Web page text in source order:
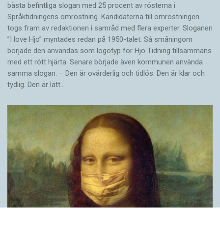
bästa befintliga slogan med 25 procent av rösterna i
Språktidningens omröstning. Kandidaterna till omröstningen
togs fram av redaktionen i samråd med flera experter. Sloganen
”I love Hjo” myntades redan på 1950-talet. Så småningom
började den användas som logotyp för Hjo Tidning tillsammans
med ett rött hjärta. Senare började även kommunen använda
samma slogan. – Den är ovärderlig och tidlös. Den är klar och
tydlig. Den är lätt…